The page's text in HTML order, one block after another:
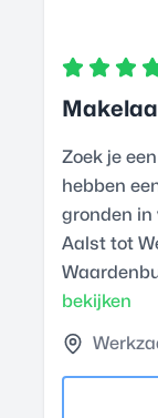
Zoek je
hebben
gronden in
Aalst tot
bekijken